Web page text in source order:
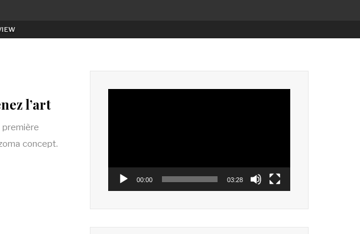
l’art
première
concept.
00:00 03:28